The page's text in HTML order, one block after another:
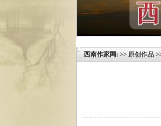
西南作家网 : >> 原创作品